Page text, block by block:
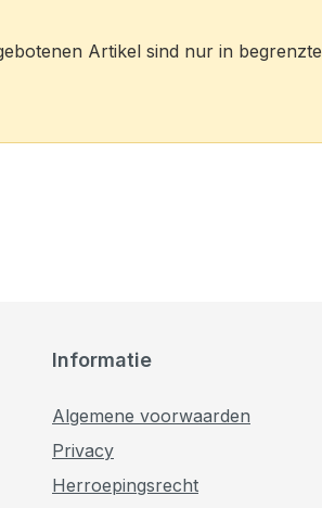
Artikel sind nur in
Informatie
Algemene voorwaarden
Privacy
Herroepingsrecht